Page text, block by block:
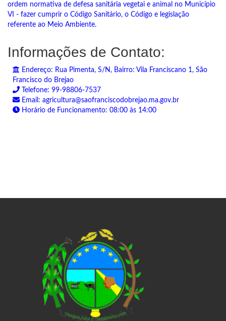
ordem normativa de defesa sanitária vegetai e animal no Município
VI - fazer cumprir o Código Sanitário, o Código e legislação
referente ao Meio Ambiente.
Informações de Contato:
Endereço: Rua Pimenta, S/N, Bairro: Vila Franciscano 1, São
Francisco do Brejao
Telefone: 99-98806-7537
Email: agricultura@saofranciscodobrejao.ma.gov.br
Horário de Funcionamento: 08:00 às 14:00